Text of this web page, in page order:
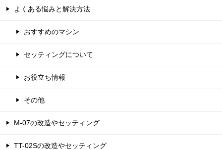
よくある悩みと解決方法
おすすめのマシン
セッティングについて
お役立ち情報
その他
M-07の改造やセッティング
TT-02Sの改造やセッティング